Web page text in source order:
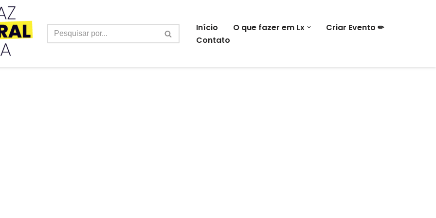
Início O que fazer em Lx
Criar Evento ✏
Contato